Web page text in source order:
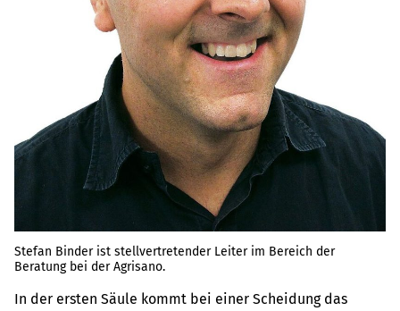
Stefan Binder ist stellvertretender Leiter im Bereich der
Beratung bei der Agrisano.
In der ersten Säule kommt bei einer Scheidung das